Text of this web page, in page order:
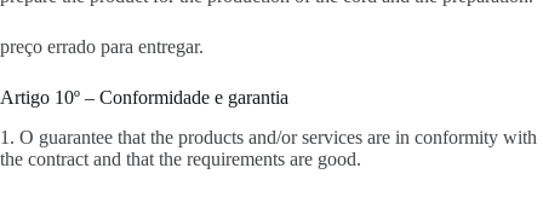
preço errado para entregar.
Artigo 10º – Conformidade e garantia
1. O guarantee that the products and/or services are in conformity with
the contract and that the requirements are good.